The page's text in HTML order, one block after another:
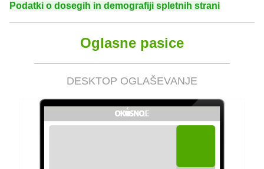
Podatki o dosegih in demografiji spletnih strani
Oglasne pasice
DESKTOP OGLAŠEVANJE